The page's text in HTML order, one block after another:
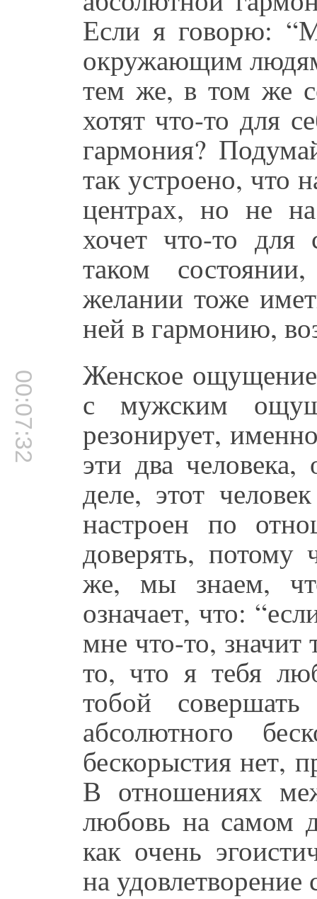
Если я говорю:
окружающим
тем же, в том же
хотят что-то для
гармония?
так устроено, что
центрах, но не
хочет что-то для
таком
желании тоже
ней в гармонию,
00:07:32 Женское
с мужским
резонирует,
эти два
деле, этот
настроен по
доверять,
же, мы знаем,
означает, что:
мне что-то, значит
то, что я тебя
тобой
абсолютного
бескорыстия нет,
В отношениях
любовь на самом
как очень
на